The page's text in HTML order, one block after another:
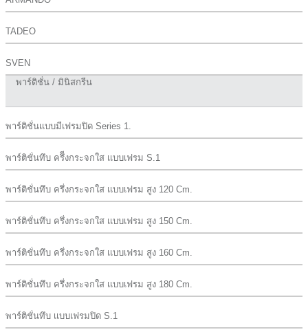
TADEO
SVEN
พาร์ติชั่น / มินิสกรีน
พาร์ติชั่นเเบบมีเฟรมปิด Series 1.
พาร์ติชั่นทึบ ครึีงกระจกใส เเบบเฟรม S.1
พาร์ติชั่นทึบ ครึ่งกระจกใส เเบบเฟรม สูง 120 Cm.
พาร์ติชั่นทึบ ครึ่งกระจกใส เเบบเฟรม สูง 150 Cm.
พาร์ติชั่นทึบ ครึ่งกระจกใส เเบบเฟรม สูง 160 Cm.
พาร์ติชั่นทึบ ครึ่งกระจกใส เเบบเฟรม สูง 180 Cm.
พาร์ติชั่นทึบ เเบบเฟรมปิด S.1